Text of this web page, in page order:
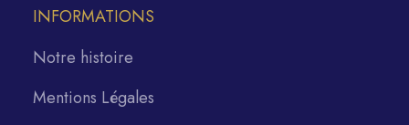
INFORMATIONS
Notre histoire
Mentions Légales